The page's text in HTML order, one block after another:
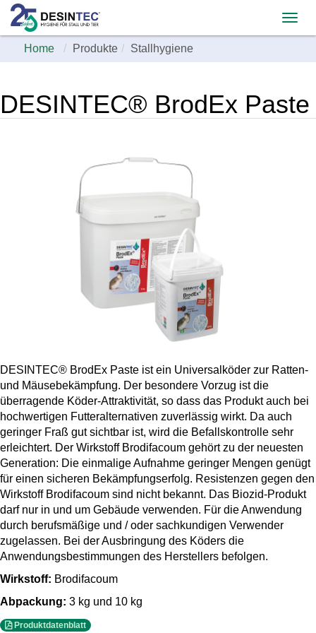
Home Produkte Stallhygiene
DESINTEC® BrodEx Paste
DESINTEC® BrodEx Paste ist ein Universalköder zur Ratten-
und Mäusebekämpfung. Der besondere Vorzug ist die
überragende Köder-Attraktivität, so dass das Produkt auch bei
hochwertigen Futteralternativen zuverlässig wirkt. Da auch
geringer Fraß gut sichtbar ist, wird die Befallskontrolle sehr
erleichtert. Der Wirkstoff Brodifacoum gehört zu der neuesten
Generation: Die einmalige Aufnahme geringer Mengen genügt
für einen sicheren Bekämpfungserfolg. Resistenzen gegen den
Wirkstoff Brodifacoum sind nicht bekannt. Das Biozid-Produkt
darf nur in und um Gebäude verwenden. Für die Anwendung
durch berufsmäßige und / oder sachkundigen Verwender
zugelassen. Bei der Ausbringung des Köders die
Anwendungsbestimmungen des Herstellers befolgen.
Wirkstoff: Brodifacoum
Abpackung: 3 kg und 10 kg
Produktdatenblatt